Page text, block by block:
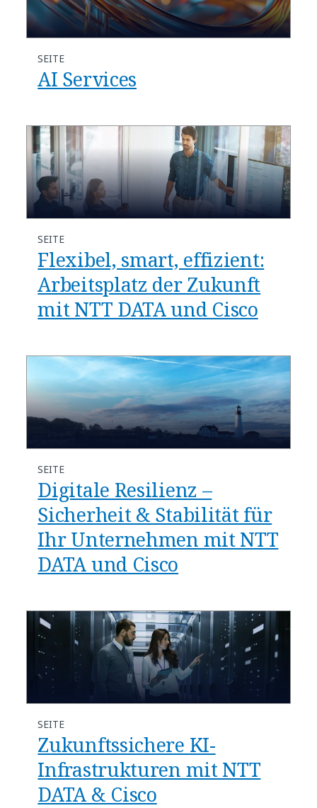
SEITE
AI Services
SEITE
Flexibel, smart, effizient:
Arbeitsplatz der Zukunft
mit NTT DATA und Cisco
SEITE
Digitale Resilienz –
Sicherheit & Stabilität für
Ihr Unternehmen mit NTT
DATA und Cisco
SEITE
Zukunftssichere KI-
Infrastrukturen mit NTT
DATA & Cisco